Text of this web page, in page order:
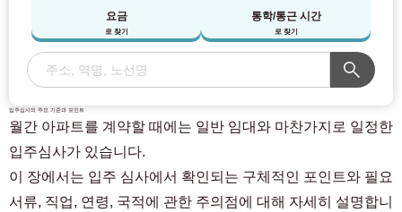
요금
로 찾기
통학/통근 시간
로 찾기
입주심사의 주요 기준과 포인트
월간 아파트를 계약할 때에는 일반 임대와 마찬가지로 일정한
입주심사가 있습니다.
이 장에서는 입주 심사에서 확인되는 구체적인 포인트와 필요
서류, 직업, 연령, 국적에 관한 주의점에 대해 자세히 설명합니